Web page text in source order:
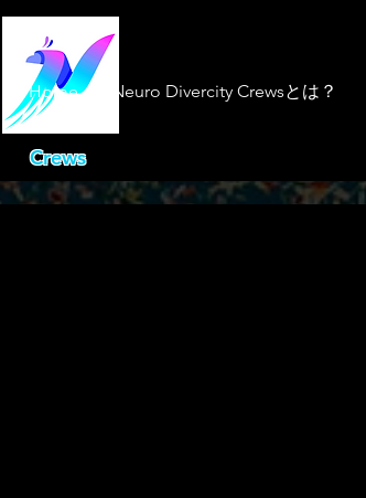
Crews
Home Neuro Divercity Crewsとは？